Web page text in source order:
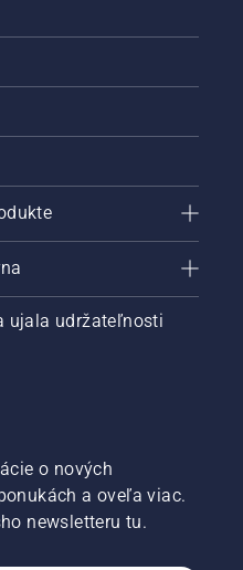
ujala udržateľnosti
o nových
a oveľa viac.
newsletteru tu.